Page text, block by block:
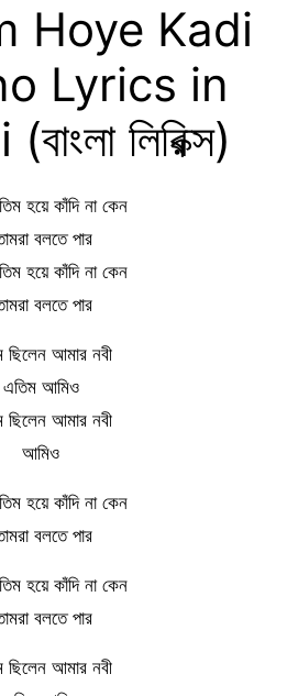
Hoye Kadi
Lyrics in
লিরিক্স)
হয়ে কাঁদি না কেন
বলতে পার
হয়ে কাঁদি না কেন
বলতে পার
ছিলেন আমার নবী
এতিম আমিও
ছিলেন আমার নবী
আমিও
হয়ে কাঁদি না কেন
বলতে পার
হয়ে কাঁদি না কেন
বলতে পার
ছিলেন আমার নবী